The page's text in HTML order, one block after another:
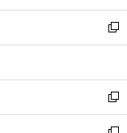
開
く
ウ
で
開
ン
ド
ウ
開
く
ウ
ィ
ン
ウ
で
開
し
い
ウ
ン
ド
ウ
新
し
ウ
ィ
ン
新
し